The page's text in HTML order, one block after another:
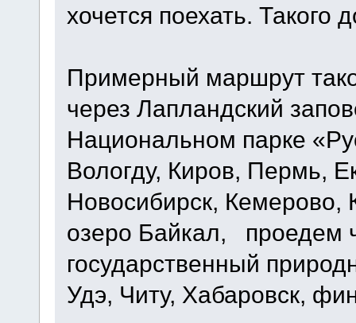
хочется поехать. Такого
Примерный маршрут
через Лапландский
Национальном парке
Вологду, Киров, Пермь,
Новосибирск, Кемерово,
озеро Байкал, проедем
государственный
Удэ, Читу, Хабаровск,